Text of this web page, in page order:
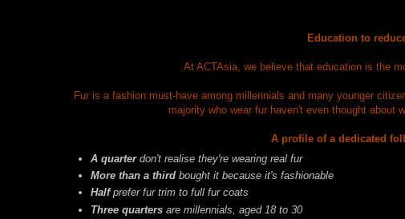
Education to
At ACTAsia, we believe that education is the
Fur is a fashion must-have among millennials and many younger
majority who wear fur haven't even thought about
A profile of a dedicated
A quarterdon't realise they're wearing real fur
More than a third bought it because it's fashionable
Halfprefer fur trim to full fur coats
Three quarters are millennials, aged 18 to 30